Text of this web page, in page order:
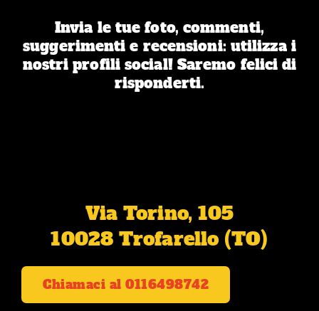
Invia le tue foto, commenti,
suggerimenti e recensioni: utilizza i
nostri profili social! Saremo felici di
risponderti.
Via Torino, 105
10028 Trofarello (TO)
Chiamaci al 0116498742